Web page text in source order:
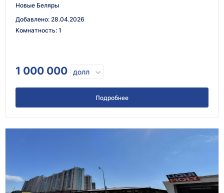
Новые Беляры
Добавлено: 28.04.2026
Комнатность: 1
1 000 000 долл
Подробнее